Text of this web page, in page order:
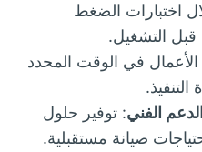
اختبارات الضغط
التشغيل.
الأعمال في الوقت المحدد
الفني: توفير حلول
صيانة مستقبلية.